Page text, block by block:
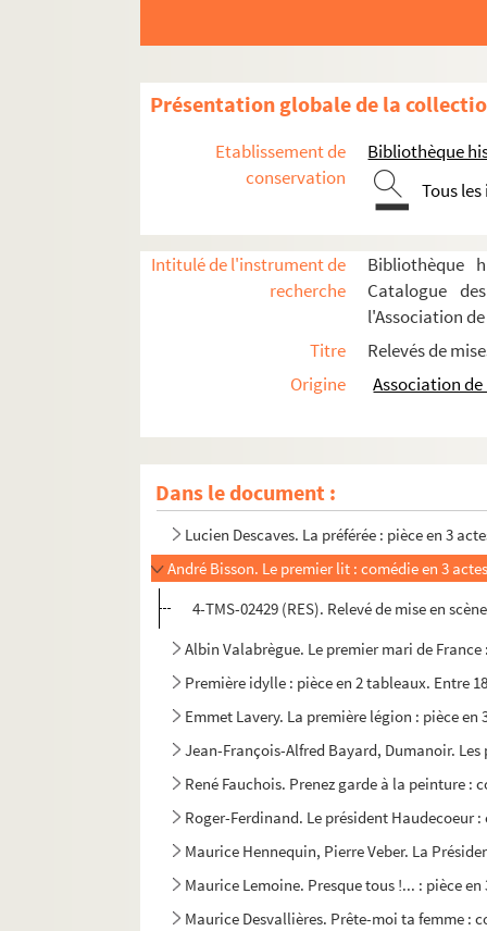
Présentation globale de la
Etablissement de
conservation
Bibliothèque
Tous
Intitulé de l'instrument de
recherche
Bibliothèque
Catalogue
l'Association
Titre
Relevés de
Origine
Association
Dans le document :
Auguste Achaume, Marcel Nancey. Une
Valentine et André Jager-Schmidt. La
José Germain. Poupette : comédie en 3
Louis Verneuil. Pour avoir Adrienne :
Léon Xanrof, Michel Carré. Pour être aimée
Georges de Wissant. Pour être joué : pièce
Lucien Ampis, Augustine Leriche. Pour
Pierre Thomas, Félix Mortreuil. Pour
André Rivoire, Yves Mirande. Pour vivre
Molière. Les précieuses ridicules : comédie
Lucien Descaves. La préférée : pièce en 3
André Bisson. Le premier lit : comédie en 3
4-TMS-02429 (RES). Relevé de mise en scène
Albin Valabrègue. Le premier mari de
Première idylle : pièce en 2 tableaux. Entre
Emmet Lavery. La première légion : pièce en
Jean-François-Alfred Bayard, Dumanoir.
René Fauchois. Prenez garde à la peinture :
Roger-Ferdinand. Le président Haudecoeur :
Maurice Hennequin, Pierre Veber. La
Maurice Lemoine. Presque tous !... : pièce en
Maurice Desvallières. Prête-moi ta femme :